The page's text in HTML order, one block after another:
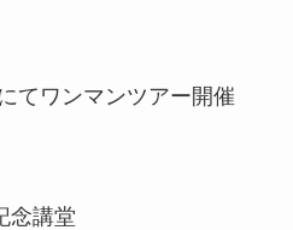
てワンマンツアー開催
念講堂